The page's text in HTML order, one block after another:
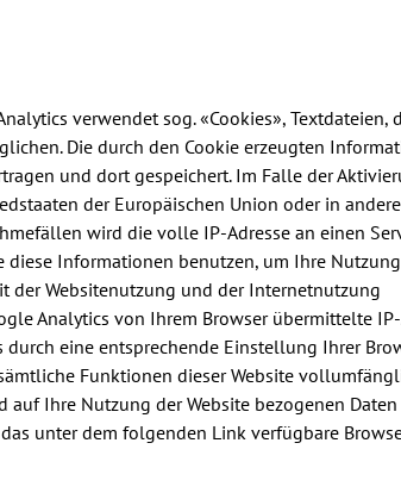
verwendet sog. «Cookies», Textdateien,
Die durch den Cookie erzeugten
und dort gespeichert. Im Falle der
der Europäischen Union oder in
wird die volle IP-Adresse an einen
diese Informationen benutzen, um Ihre
der Websitenutzung und der Internetnutzung
Analytics von Ihrem Browser übermittelte
eine entsprechende Einstellung Ihrer
Funktionen dieser Website
Ihre Nutzung der Website bezogenen
unter dem folgenden Link verfügbare